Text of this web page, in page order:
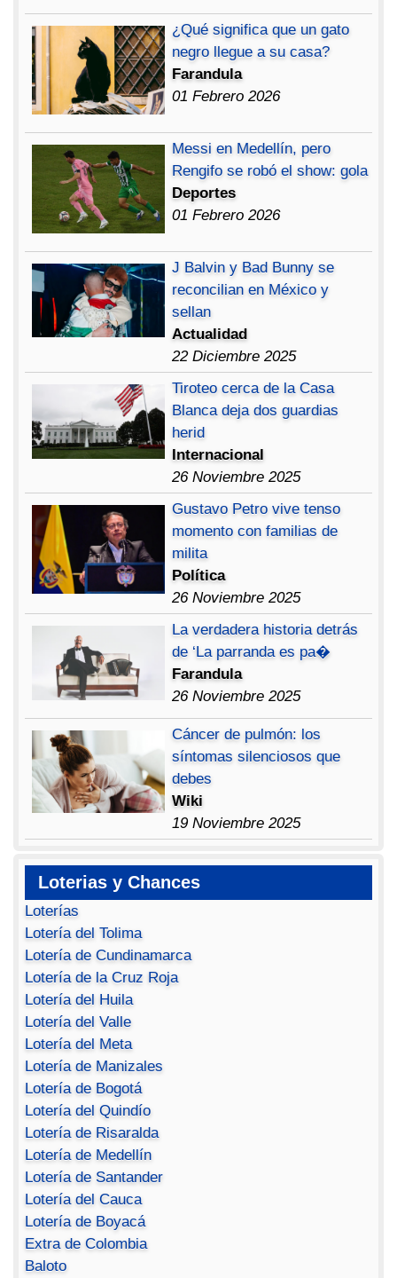
¿Qué significa que un gato
negro llegue a su casa?
Farandula
01 Febrero 2026
Messi en Medellín, pero
Rengifo se robó el show: gola
Deportes
01 Febrero 2026
J Balvin y Bad Bunny se
reconcilian en México y
sellan
Actualidad
22 Diciembre 2025
Tiroteo cerca de la Casa
Blanca deja dos guardias
herid
Internacional
26 Noviembre 2025
Gustavo Petro vive tenso
momento con familias de
milita
Política
26 Noviembre 2025
La verdadera historia detrás
de ‘La parranda es pa�
Farandula
26 Noviembre 2025
Cáncer de pulmón: los
síntomas silenciosos que
debes
Wiki
19 Noviembre 2025
Loterias y Chances
Loterías
Lotería del Tolima
Lotería de Cundinamarca
Lotería de la Cruz Roja
Lotería del Huila
Lotería del Valle
Lotería del Meta
Lotería de Manizales
Lotería de Bogotá
Lotería del Quindío
Lotería de Risaralda
Lotería de Medellín
Lotería de Santander
Lotería del Cauca
Lotería de Boyacá
Extra de Colombia
Baloto